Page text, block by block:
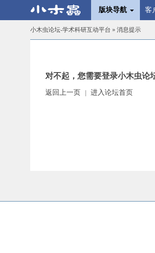
版块导航 客
小木虫论坛-学术科研互动平台 » 消息提示
对不起，您需要登录小木虫论
返回上一页 进入论坛首页